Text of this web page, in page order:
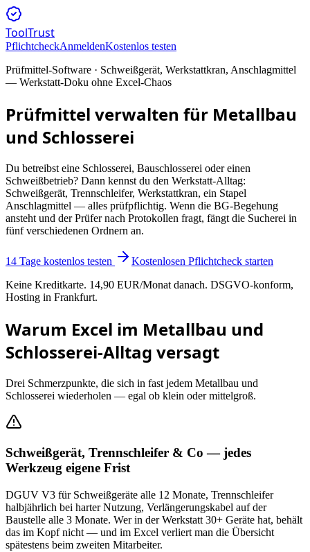
ToolTrust
PflichtcheckAnmeldenKostenlos testen
Prüfmittel-Software · Schweißgerät, Werkstattkran, Anschlagmittel
— Werkstatt-Doku ohne Excel-Chaos
Prüfmittel verwalten für Metallbau
und Schlosserei
Du betreibst eine Schlosserei, Bauschlosserei oder einen
Schweißbetrieb? Dann kennst du den Werkstatt-Alltag:
Schweißgerät, Trennschleifer, Werkstattkran, ein Stapel
Anschlagmittel — alles prüfpflichtig. Wenn die BG-Begehung
ansteht und der Prüfer nach Protokollen fragt, fängt die Sucherei in
fünf verschiedenen Ordnern an.
14 Tage kostenlos testen
Kostenlosen Pflichtcheck starten
Keine Kreditkarte. 14,90 EUR/Monat danach. DSGVO-konform,
Hosting in Frankfurt.
Warum Excel im Metallbau und
Schlosserei-Alltag versagt
Drei Schmerzpunkte, die sich in fast jedem Metallbau und
Schlosserei wiederholen — egal ob klein oder mittelgroß.
Schweißgerät, Trennschleifer & Co — jedes
Werkzeug eigene Frist
DGUV V3 für Schweißgeräte alle 12 Monate, Trennschleifer
halbjährlich bei harter Nutzung, Verlängerungskabel auf der
Baustelle alle 3 Monate. Wer in der Werkstatt 30+ Geräte hat, behält
das im Kopf nicht — und im Excel verliert man die Übersicht
spätestens beim zweiten Mitarbeiter.